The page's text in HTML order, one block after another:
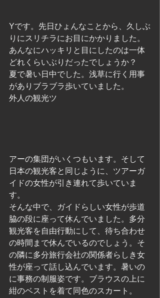
Yです。先日ひょんなことから、久しぶ
りにスリチラにお目にかかりました。
あんなにハッキリと目にしたのは一体
どれくらいぶりだったでしょうか？
夏で暑い日中でした。浅草に行く用事
がありブラブラ歩いていました。
外人の観光ツ
アーの集団がいくつもいます。そして
日本の観光客と同じように、ツアーガ
イドの女性が引き連れて歩いていま
す。
そんな中で、ガイドらしい女性が歩道
脇の段に座って休んでいました。多分
観光客を自由行動にして、待ち合わせ
の時間まで休んでいるのでしょう。そ
の隣に多分旅行会社の関係者らしき女
性が座って話し込んでいます。暑いの
に事務の制服姿です。ブラウスの上に
紺のベストを着て同色のスカート。